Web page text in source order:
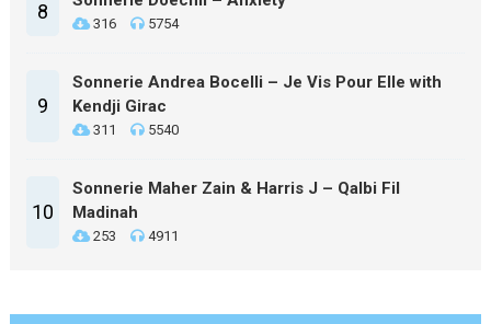
8
316 5754
9
Sonnerie Andrea Bocelli – Je Vis Pour Elle with
Kendji Girac
311 5540
10
Sonnerie Maher Zain & Harris J – Qalbi Fil
Madinah
253 4911